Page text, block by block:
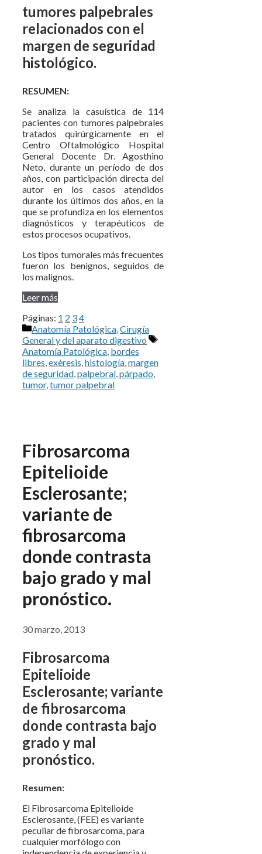
tumores palpebrales
relacionados con el
margen de seguridad
histológico.
RESUMEN:
Se analiza la casuística de 114
pacientes con tumores palpebrales
tratados quirúrgicamente en el
Centro Oftalmológico Hospital
General Docente Dr. Agosthino
Neto, durante un período de dos
años, con participación directa del
autor en los casos atendidos
durante los últimos dos años, en la
que se profundiza en los elementos
diagnósticos y terapéuticos de
estos procesos ocupativos.
Los tipos tumorales más frecuentes
fueron los benignos, seguidos de
los malignos.
Leer más
Páginas: 1 2 34
Categorías
Anatomía Patológica,Cirugía
General y del aparato digestivo
Etiquetas
Anatomía Patológica, bordes
libres,exéresis,histología,margen
de seguridad,palpebral,párpado,
tumor,tumor palpebral
Fibrosarcoma
Epitelioide
Esclerosante;
variante de
fibrosarcoma
donde contrasta
bajo grado y mal
pronóstico.
30 marzo, 2013
Fibrosarcoma
Epitelioide
Esclerosante; variante
de fibrosarcoma
donde contrasta bajo
grado y mal
pronóstico.
Resumen:
El Fibrosarcoma Epitelioide
Esclerosante, (FEE) es variante
peculiar de fibrosarcoma, para
cualquier morfólogo con